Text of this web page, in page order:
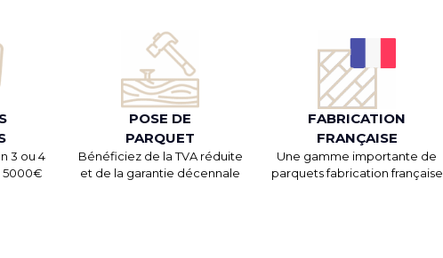
3 ou 4
5000€
POSE DE
PARQUET
Bénéficiez de la TVA réduite
et de la garantie décennale
FABRICATION
FRANÇAISE
Une gamme importante de
parquets fabrication française